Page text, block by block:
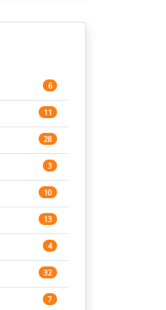
10
9
148
943
3
169
7
4
6
11
28
3
10
13
4
32
7